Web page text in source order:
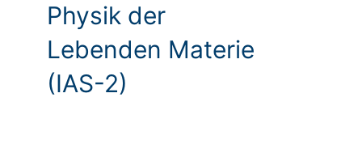
Physik der
Lebenden Materie
(IAS-2)